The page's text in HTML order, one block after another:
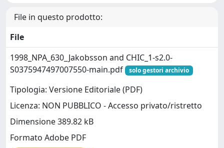
File in questo prodotto:
File
1998_NPA_630_Jakobsson and CHIC_1-s2.0-
S0375947497007550-main.pdf
solo gestori archivio
Tipologia: Versione Editoriale (PDF)
Licenza: NON PUBBLICO - Accesso privato/ristretto
Dimensione 389.82 kB
Formato Adobe PDF